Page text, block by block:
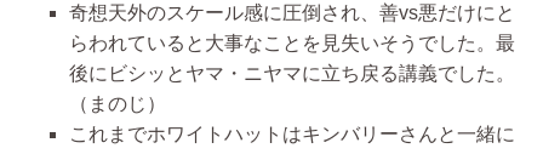
奇想天外のスケール感に圧倒され、善vs悪だけにと
らわれていると大事なことを見失いそうでした。最
後にビシッとヤマ・ニヤマに立ち戻る講義でした。
（まのじ）
これまでホワイトハットはキンバリーさんと一緒に